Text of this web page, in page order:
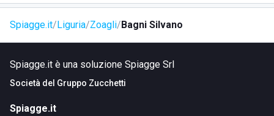
Spiagge.it Liguria Zoagli Bagni Silvano
Spiagge.it è una soluzione Spiagge Srl
Società del Gruppo Zucchetti
Spiagge.it